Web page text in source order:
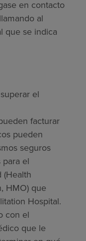
en contacto
al
que se indica
el
facturar
pueden
seguros
el
(Health
HMO) que
Hospital.
con el
que le